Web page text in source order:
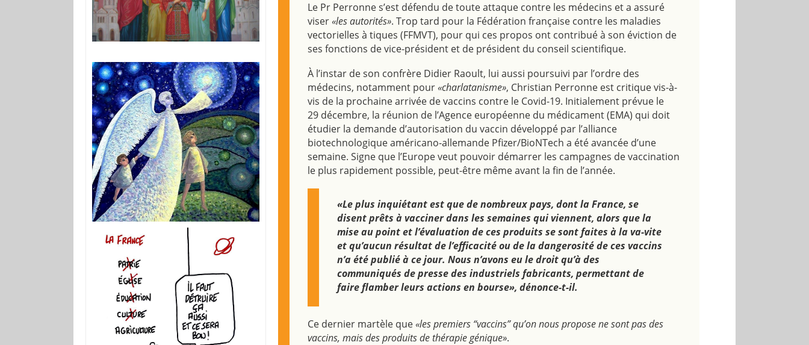
Le Pr Perronne s’est défendu de toute attaque contre les médecins et a assuré
viser«les autorités». Trop tard pour la Fédération française contre les maladies
vectorielles à tiques (FFMVT), pour qui ces propos ont contribué à son éviction de
ses fonctions de vice-président et de président du conseil scientifique.
À l’instar de son confrère Didier Raoult, lui aussi poursuivi par l’ordre des
médecins, notamment pour«charlatanisme», Christian Perronne est critique vis-à-
vis de la prochaine arrivée de vaccins contre le Covid-19. Initialement prévue le
29 décembre, la réunion de l’Agence européenne du médicament (EMA) qui doit
étudier la demande d’autorisation du vaccin développé par l’alliance
biotechnologique américano-allemande Pfizer/BioNTech a été avancée d’une
semaine. Signe que l’Europe veut pouvoir démarrer les campagnes de vaccination
le plus rapidement possible, peut-être même avant la fin de l’année.
«Le plus inquiétant est que de nombreux pays, dont la France, se
disent prêts à vacciner dans les semaines qui viennent, alors que la
mise au point et l’évaluation de ces produits se sont faites à la va-vite
et qu’aucun résultat de l’efficacité ou de la dangerosité de ces vaccins
n’a été publié à ce jour. Nous n’avons eu le droit qu’à des
communiqués de presse des industriels fabricants, permettant de
faire flamber leurs actions en bourse», dénonce-t-il.
Ce dernier martèle que«les premiers “vaccins” qu’on nous propose ne sont pas des
vaccins, mais des produits de thérapie génique».